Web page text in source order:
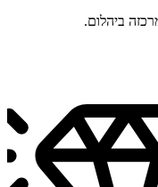
ביהלום.